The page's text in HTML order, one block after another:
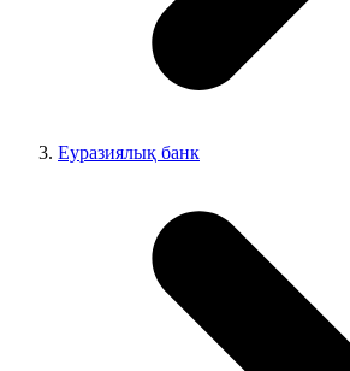
Еуразиялық банк